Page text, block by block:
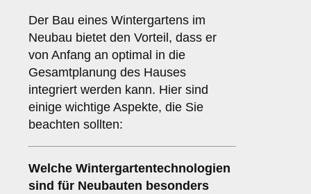
Der Bau eines Wintergartens im
Neubau bietet den Vorteil, dass er
von Anfang an optimal in die
Gesamtplanung des Hauses
integriert werden kann. Hier sind
einige wichtige Aspekte, die Sie
beachten sollten:
Welche Wintergartentechnologien
sind für Neubauten besonders